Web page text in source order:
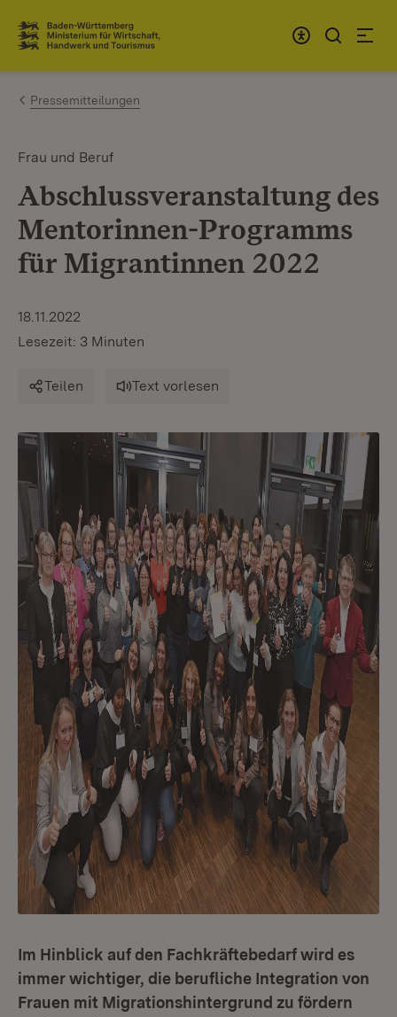
Zum Inhalt springen
Link zur Startseite
Pressemitteilungen
Frau und Beruf
Abschlussveranstaltung des
Mentorinnen-Programms
für Migrantinnen 2022
18.11.2022
Lesezeit: 3 Minuten
Teilen Text vorlesen
Im Hinblick auf den Fachkräftebedarf wird es
immer wichtiger, die berufliche Integration von
Frauen mit Migrationshintergrund zu fördern